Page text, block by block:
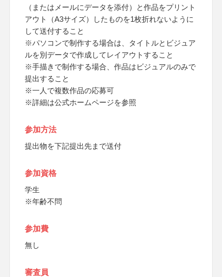
（またはメールにデータを添付）と作品をプリント
アウト（A3サイズ）したものを1枚折れないように
して送付すること
※パソコンで制作する場合は、タイトルとビジュア
ルを別データで作成してレイアウトすること
※手描きで制作する場合、作品はビジュアルのみで
提出すること
※一人で複数作品の応募可
※詳細は公式ホームページを参照
参加方法
提出物を下記提出先まで送付
参加資格
学生
※年齢不問
参加費
無し
審査員